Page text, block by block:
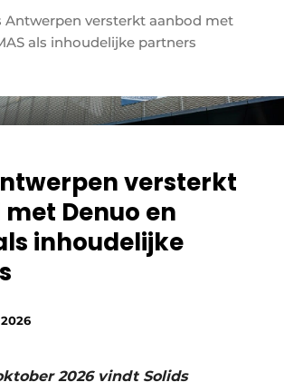
aanleveren
Cookie statement
aanmelden
Antwerpen versterkt aanbod met
als inhoudelijke partners
versterkt
Denuo en
inhoudelijke
2026 vindt Solids